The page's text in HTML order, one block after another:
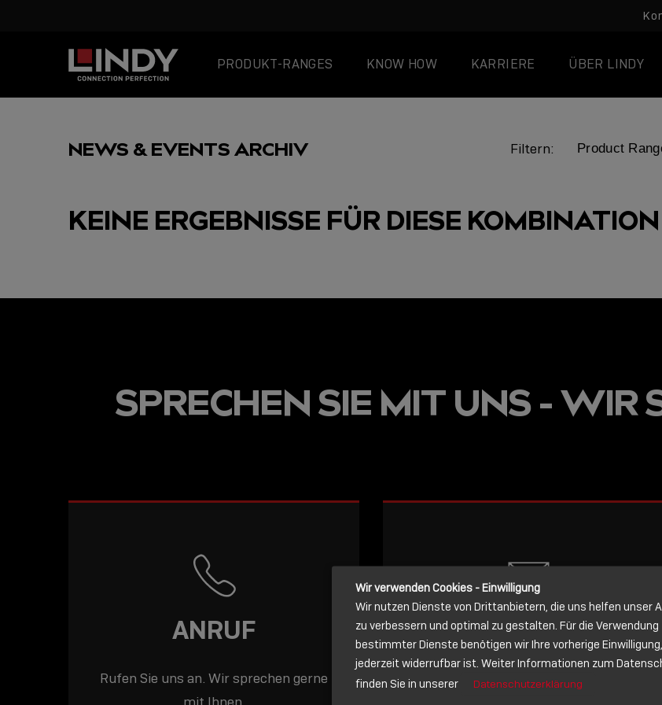
PRODUKT-RANGES KNOW HOW KARRIERE ÜBER LINDY
NEWS & EVENTS ARCHIV Filtern:
USB-C ÜBER LANGE
DISTANZEN: AKTIVE
BIS 15 M
JETZT
KEINE ERGEBNISSE FÜR DIESE
SPRECHEN SIE MIT UNS - WIR
ANRUF
Rufen Sie uns an. Wir sprechen gerne
NACHRICHT
Schreiben Sie lieber? Dann schicken
Wir verwenden Cookies - Einwilligung
Wir nutzen Dienste von Drittanbietern, die uns helfen unser
zu verbessern und optimal zu gestalten. Für die Verwendung
bestimmter Dienste benötigen wir Ihre vorherige
jederzeit widerrufbar ist. Weiter Informationen zum
finden Sie in unserer
Datenschutzerklärung